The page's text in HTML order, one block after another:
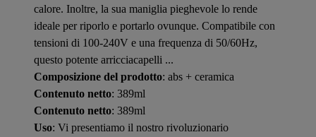
calore. Inoltre, la sua maniglia pieghevole lo rende
ideale per riporlo e portarlo ovunque. Compatibile con
tensioni di 100-240V e una frequenza di 50/60Hz,
questo potente arricciacapelli ...
Composizione del prodotto: abs + ceramica
Contenuto netto: 389ml
Contenuto netto: 389ml
Uso: Vi presentiamo il nostro rivoluzionario